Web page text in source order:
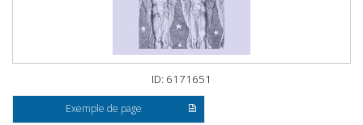
ID: 6171651
Exemple de page